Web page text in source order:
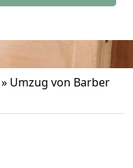
» Umzug von Barber